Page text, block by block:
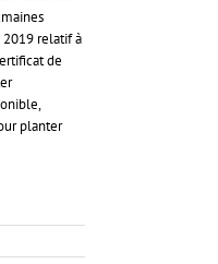
2019 relatif à
de
planter